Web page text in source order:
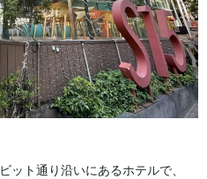
ット通り沿いにあるホテルで、